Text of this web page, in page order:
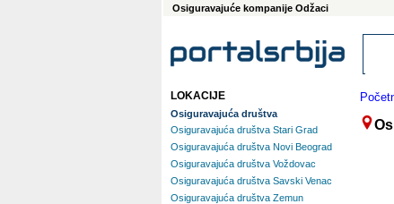
Osiguravajuće kompanije Odžaci
LOKACIJE
Osiguravajuća društva
Osiguravajuća društva Stari Grad
Osiguravajuća društva Novi Beograd
Osiguravajuća društva Voždovac
Osiguravajuća društva Savski Venac
Osiguravajuća društva Zemun